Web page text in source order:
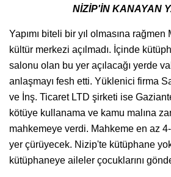
NİZİP'İN KANAYAN
Yapımı biteli bir yıl olmasına
kültür merkezi açılmadı. İçinde
salonu olan bu yer açılacağı yerde
anlaşmayı fesh etti. Yüklenici firma
ve İnş. Ticaret LTD şirketi ise
kötüye kullanama ve kamu malına
mahkemeye verdi. Mahkeme en az
yer çürüyecek. Nizip'te kütüphane
kütüphaneye aileler çocuklarını